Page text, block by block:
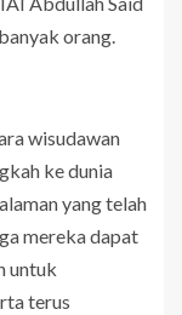
orang.
wisudawan
ke dunia
yang telah
mereka dapat
untuk
terus